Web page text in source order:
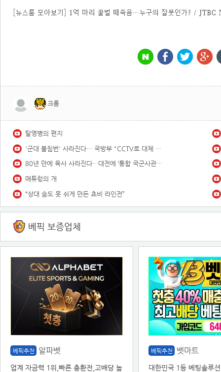
[뉴스룸 모아보기] 1억 마리 꿀벌 떼죽음…누구의 잘못인가? / JTBC
크롬
탈영병의 편지
'군대 불침번' 사라진다… 국방부 "CCTV로 대체 가능"
80년 만에 육사 사라진다…대전에 ‘통합 국군사관학교’ /
매튜렁의 개
“상대 숨도 못 쉬게 만든 쵸비 라인전”
베픽 보증업체
베픽추천 알파벳
업계 자금력 1위,빠른 충환전,고배당 높
베픽추천 벳마트
대한민국 1등 베팅솔루션